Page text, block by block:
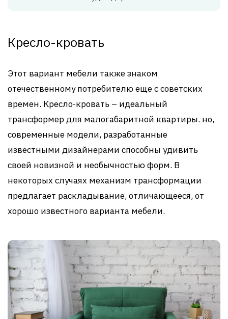
Кресло-кровать
Этот вариант мебели также знаком
отечественному потребителю еще с советских
времен. Кресло-кровать – идеальный
трансформер для малогабаритной квартиры. но,
современные модели, разработанные
известными дизайнерами способны удивить
своей новизной и необычностью форм. В
некоторых случаях механизм трансформации
предлагает раскладывание, отличающееся, от
хорошо известного варианта мебели.